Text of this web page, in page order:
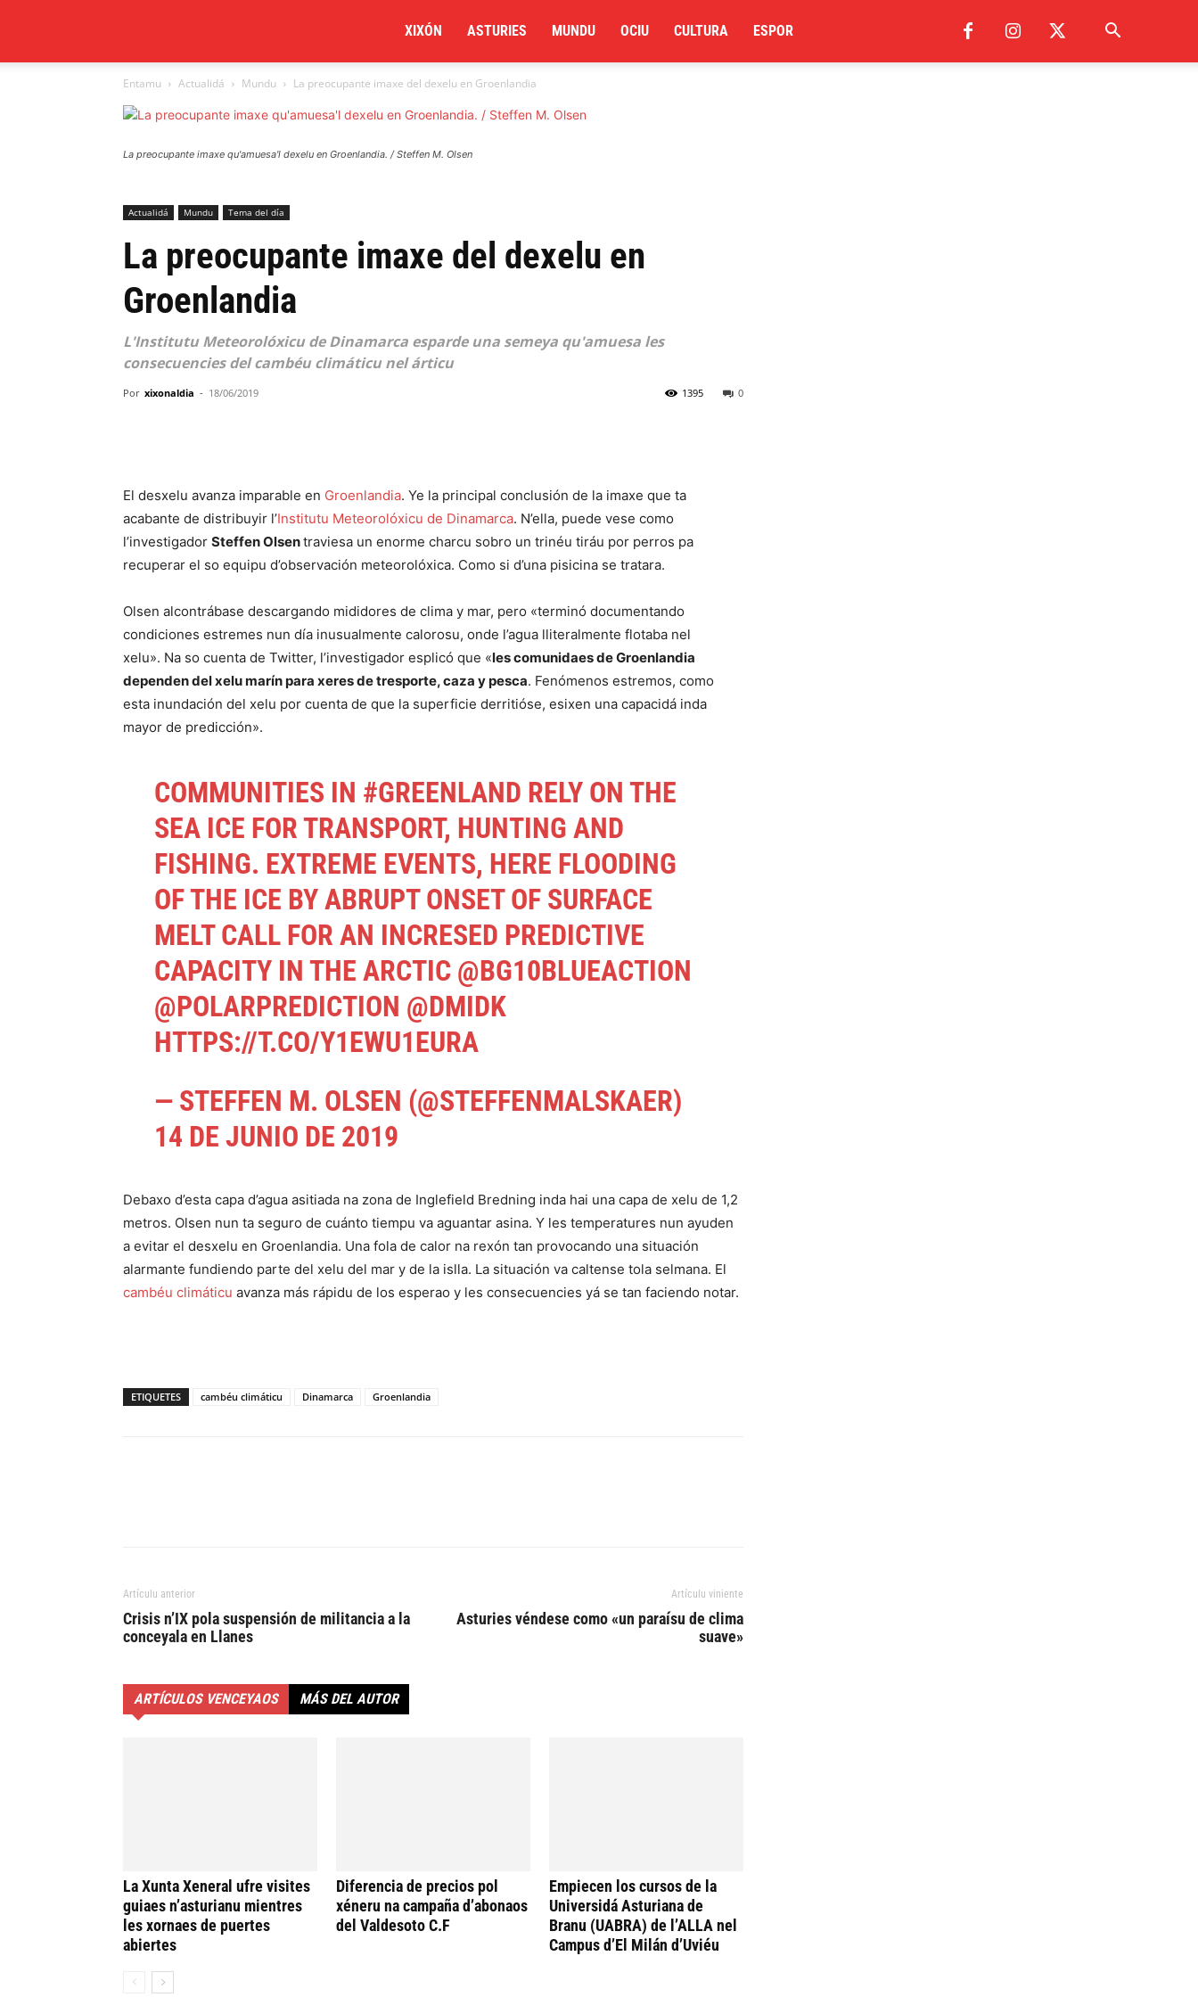
XIXÓN ASTURIES MUNDU OCIU CULTURA ESPOR
Entamu Actualidá Mundu La preocupante imaxe del dexelu en Groenlandia
La preocupante imaxe qu'amuesa'l dexelu en Groenlandia. / Steffen M. Olsen
Actualidá Mundu Tema del día
La preocupante imaxe del dexelu en
Groenlandia
L'Institutu Meteorolóxicu de Dinamarca esparde una semeya qu'amuesa les
consecuencies del cambéu climáticu nel árticu
Por xixonaldia - 18/06/2019 0
1395
El desxelu avanza imparable en Groenlandia. Ye la principal conclusión de la imaxe que ta
acabante de distribuyir l’Institutu Meteorolóxicu de Dinamarca. N’ella, puede vese como
l’investigador Steffen Olsentraviesa un enorme charcu sobro un trinéu tiráu por perros pa
recuperar el so equipu d’observación meteorolóxica. Como si d’una pisicina se tratara.
Olsen alcontrábase descargando mididores de clima y mar, pero «terminó documentando
condiciones estremes nun día inusualmente calorosu, onde l’agua lliteralmente flotaba nel
xelu». Na so cuenta de Twitter, l’investigador esplicó que «les comunidaes de Groenlandia
dependen del xelu marín para xeres de tresporte, caza y pesca. Fenómenos estremos, como
esta inundación del xelu por cuenta de que la superficie derritióse, esixen una capacidá inda
mayor de predicción».
COMMUNITIES IN #GREENLAND RELY ON THE
SEA ICE FOR TRANSPORT, HUNTING AND
FISHING. EXTREME EVENTS, HERE FLOODING
OF THE ICE BY ABRUPT ONSET OF SURFACE
MELT CALL FOR AN INCRESED PREDICTIVE
CAPACITY IN THE ARCTIC @BG10BLUEACTION
@POLARPREDICTION @DMIDK
HTTPS://T.CO/Y1EWU1EURA
— STEFFEN M. OLSEN (@STEFFENMALSKAER)
14 DE JUNIO DE 2019
Debaxo d’esta capa d’agua asitiada na zona de Inglefield Bredning inda hai una capa de xelu de 1,2
metros. Olsen nun ta seguro de cuánto tiempu va aguantar asina. Y les temperatures nun ayuden
a evitar el desxelu en Groenlandia. Una fola de calor na rexón tan provocando una situación
alarmante fundiendo parte del xelu del mar y de la islla. La situación va caltense tola selmana. El
cambéu climáticu avanza más rápidu de los esperao y les consecuencies yá se tan faciendo notar.
ETIQUETES cambéu climáticu Dinamarca Groenlandia
Artículu anterior
Crisis n’IX pola suspensión de militancia a la
conceyala en Llanes
Artículu viniente
Asturies véndese como «un paraísu de clima
suave»
ARTÍCULOS VENCEYAOS MÁS DEL AUTOR
La Xunta Xeneral ufre visites
guiaes n’asturianu mientres
les xornaes de puertes
abiertes
Diferencia de precios pol
xéneru na campaña d’abonaos
del Valdesoto C.F
Empiecen los cursos de la
Universidá Asturiana de
Branu (UABRA) de l’ALLA nel
Campus d’El Milán d’Uviéu